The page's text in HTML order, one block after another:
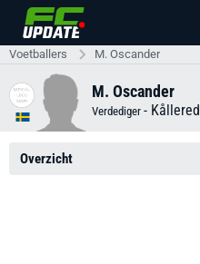
Voetballers M. Oscander
M. Oscander
Verdediger - Kållered
Overzicht